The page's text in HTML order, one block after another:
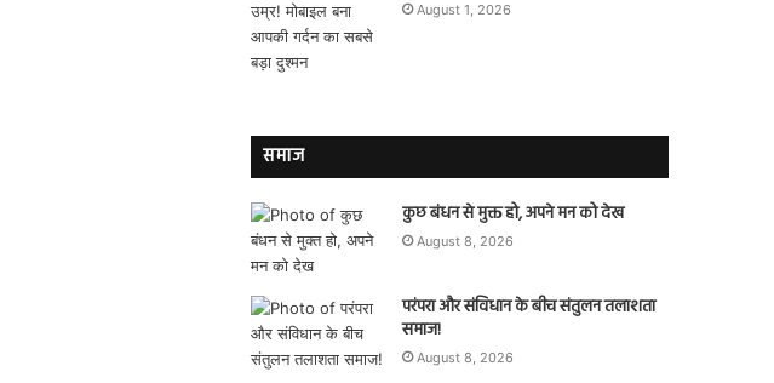
August 1, 2026
समाज
कुछ बंधन से मुक्त हो, अपने मन को देख
August 8, 2026
परंपरा और संविधान के बीच संतुलन तलाशता
समाज!
August 8, 2026